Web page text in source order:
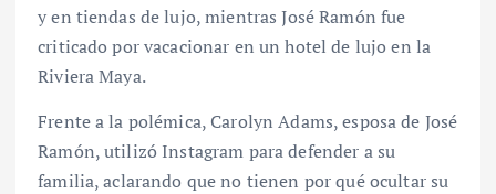
y en tiendas de lujo, mientras José Ramón fue
criticado por vacacionar en un hotel de lujo en la
Riviera Maya.
Frente a la polémica, Carolyn Adams, esposa de José
Ramón, utilizó Instagram para defender a su
familia, aclarando que no tienen por qué ocultar su